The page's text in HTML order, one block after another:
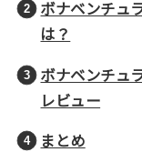
ボナベンチュ
は？
ボナベンチュ
レビュー
まとめ